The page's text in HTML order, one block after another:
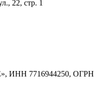
22, стр. 1
ИНН 7716944250, ОГРН